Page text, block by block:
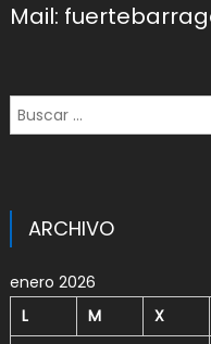
Mail:
Buscar:
ARCHIVO
enero 2026
L
M X